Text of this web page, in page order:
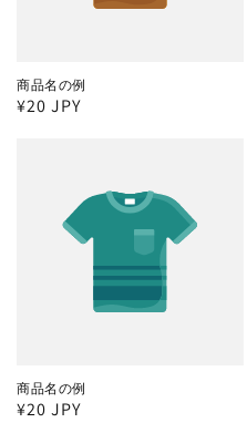
商品名の例
通
¥20 JPY
商品名の例
通
¥20 JPY